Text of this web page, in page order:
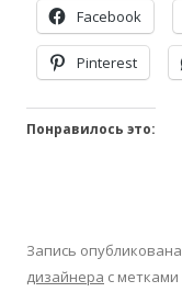
Facebook
Pinterest
Понравилось это:
Запись опубликована
дизайнера с метками